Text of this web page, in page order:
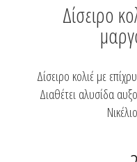
Δίσειρο
Δίσειρο κολιέ με
Διαθέτει αλυσίδα